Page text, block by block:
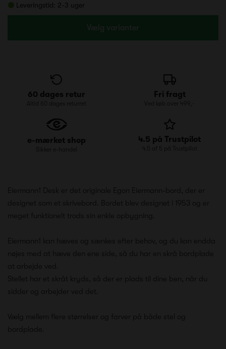
Leveringstid: 2-3 uger
Vælg varianter
60 dages retur
Altid 60 dages returret
Fri fragt
Ved køb over 499,-
e-mærket shop
Sikker e-handel
4.5 på Trustpilot
4.5 af 5 på Trustpilot
Eiermann1 Desk er det originale Egon Eiermann-bord, der er
designet som et skrivebord. Bordet blev designet i 1953 og er
meget funktionelt trods sin enkle opbygning.
Eiermann1 kan hæves og sænkes efter behov, og du kan endda
nøjes med at hæve den ene side, så du har en skrå bordplade
at arbejde ved.
Stellet har et skråt kryds, så der er plads til dine ben, når du
sidder og arbejder ved det.
Vælg mellem flere størrelser og farver på både stel og
bordplade.